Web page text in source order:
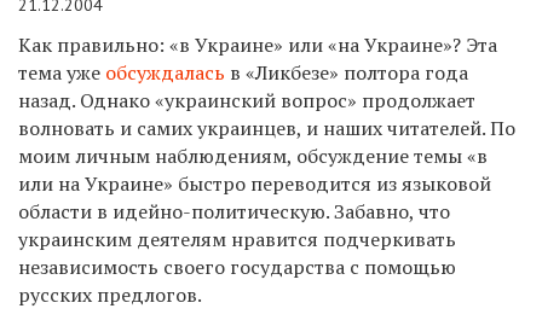
Как правильно: «в Украине» или «на Украине»? Эта
тема уже обсуждалась в «Ликбезе» полтора года
назад. Однако «украинский вопрос» продолжает
волновать и самих украинцев, и наших читателей. По
моим личным наблюдениям, обсуждение темы «в
или на Украине» быстро переводится из языковой
области в идейно-политическую. Забавно, что
украинским деятелям нравится подчеркивать
независимость своего государства с помощью
русских предлогов.